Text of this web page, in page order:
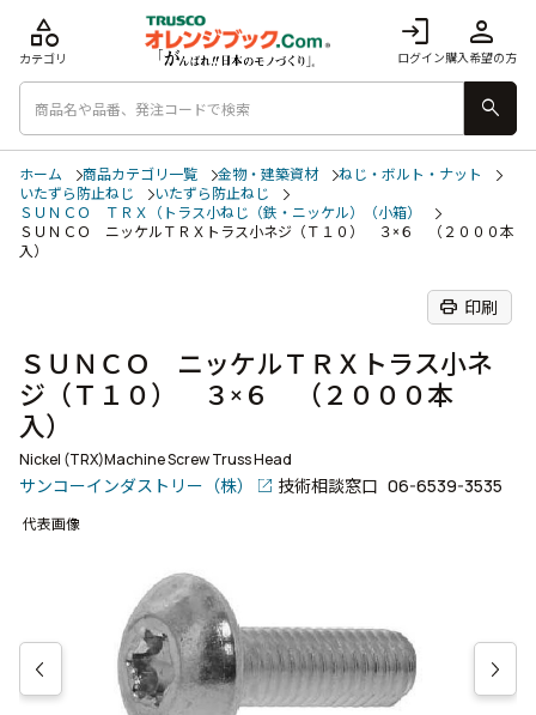
login
ログイン
person
購入希望の方
category
カテゴリ
search
ホーム 商品カテゴリ一覧 金物・建築資材
ねじ・ボルト・ナット
いたずら防止ねじ
いたずら防止ねじ
ＳＵＮＣＯ ＴＲＸ（トラス小ねじ（鉄・ニッケル）（小箱）
ＳＵＮＣＯ ニッケルＴＲＸトラス小ネジ（Ｔ１０） ３×６ （２０００本
入）
print 印刷
ＳＵＮＣＯ ニッケルＴＲＸトラス小ネ
ジ（Ｔ１０） ３×６ （２０００本
入）
Nickel (TRX)Machine Screw Truss Head
サンコーインダストリー（株） 技術相談窓口 06-6539-3535
代表画像